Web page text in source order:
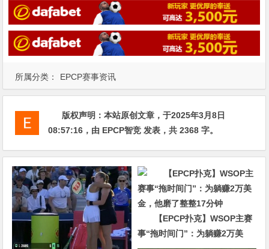
所属分类： EPCP赛事资讯
版权声明：本站原创文章，于2025年3月8日
08:57:16 ，由 EPCP智竞 发表，共 2368 字。
【EPCP扑克】WSOP主赛
事“拖时间门”：为躺赚2万美